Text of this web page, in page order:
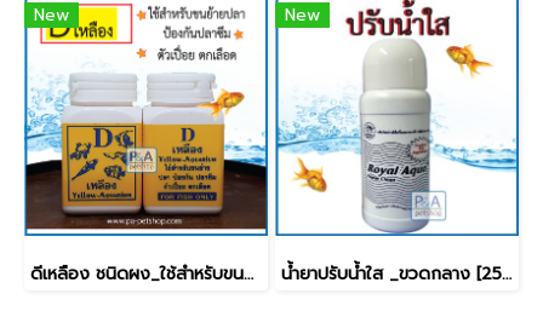
New
ดีเหลือง ชนิดผง_ใช้สำหรับขนย้ายปลา [50g]
New
น้ำยาปรับน้ำใส _ขวดกลาง [250ml]